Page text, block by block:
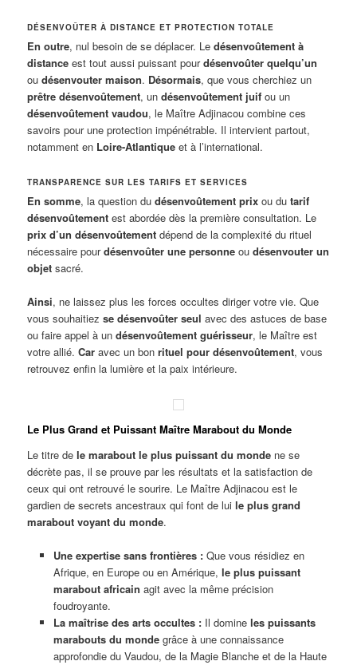
DÉSENVOÛTER À DISTANCE ET PROTECTION TOTALE
En outre, nul besoin de se déplacer. Ledésenvoûtement à
distance est tout aussi puissant pourdésenvoûter quelqu’un
oudésenvouter maison. Désormais, que vous cherchiez un
prêtre désenvoûtement, undésenvoûtement juif ou un
désenvoûtement vaudou, le Maître Adjinacou combine ces
savoirs pour une protection impénétrable. Il intervient partout,
notamment en Loire-Atlantique et à l’international.
TRANSPARENCE SUR LES TARIFS ET SERVICES
En somme, la question dudésenvoûtement prix ou dutarif
désenvoûtement est abordée dès la première consultation. Le
prix d’un désenvoûtement dépend de la complexité du rituel
nécessaire pourdésenvoûter une personne oudésenvouter un
objet sacré.
Ainsi, ne laissez plus les forces occultes diriger votre vie. Que
vous souhaitiezse désenvoûter seul avec des astuces de base
ou faire appel à undésenvoûtement guérisseur, le Maître est
votre allié.Car avec un bonrituel pour désenvoûtement, vous
retrouvez enfin la lumière et la paix intérieure.
Le Plus Grand et Puissant Maître Marabout du Monde
Le titre dele marabout le plus puissant du monde ne se
décrète pas, il se prouve par les résultats et la satisfaction de
ceux qui ont retrouvé le sourire. Le Maître Adjinacou est le
gardien de secrets ancestraux qui font de luile plus grand
marabout voyant du monde.
Une expertise sans frontières :Que vous résidiez en
Afrique, en Europe ou en Amérique, le plus puissant
marabout africain agit avec la même précision
foudroyante.
La maîtrise des arts occultes :Il domine les puissants
marabouts du mondegrâce à une connaissance
approfondie du Vaudou, de la Magie Blanche et de la Haute